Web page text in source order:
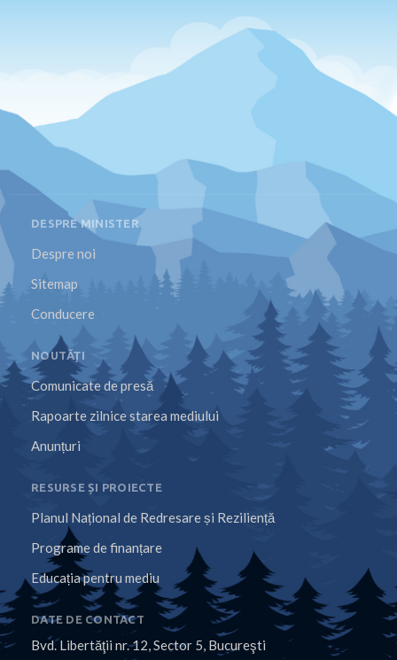
DESPRE MINISTER
Despre noi
Sitemap
Conducere
NOUTĂȚI
Comunicate de presă
Rapoarte zilnice starea mediului
Anunțuri
RESURSE ȘI PROIECTE
Planul Național de Redresare și Reziliență
Programe de finanțare
Educația pentru mediu
DATE DE CONTACT
Bvd. Libertăţii nr. 12, Sector 5, Bucureşti